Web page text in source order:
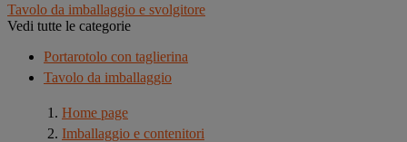
Tavolo da imballaggio e svolgitore
Vedi tutte le categorie
Portarotolo con taglierina
Tavolo da imballaggio
Home page
Imballaggio e contenitori